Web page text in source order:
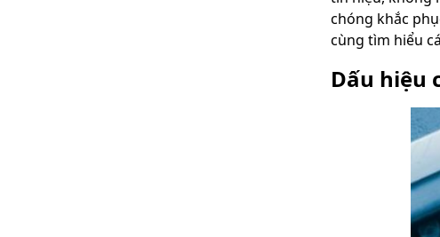
chóng khắc
cùng tìm hiểu
Dấu hiệu